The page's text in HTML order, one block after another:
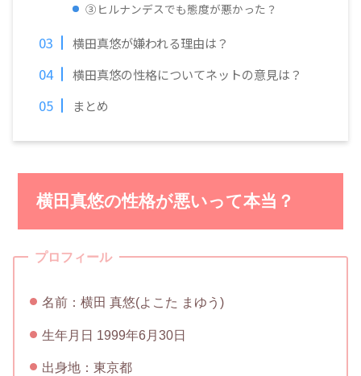
③ヒルナンデスでも態度が悪かった？
横田真悠が嫌われる理由は？
横田真悠の性格についてネットの意見は？
まとめ
横田真悠の性格が悪いって本当？
プロフィール
名前：横田 真悠(よこた まゆう)
生年月日 1999年6月30日
出身地：東京都